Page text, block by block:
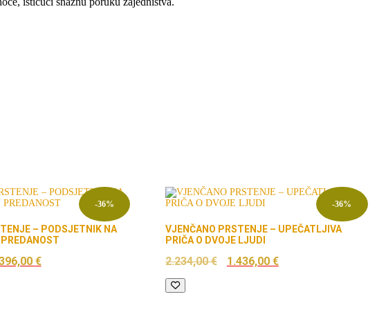
-36%
– PODSJETNIK NA
€
-36%
VJENČANO PRSTENJE – UPEČATLJIVA
PRIČA O DVOJE LJUDI
2.234,00€
Izvorna
1.436,00 €